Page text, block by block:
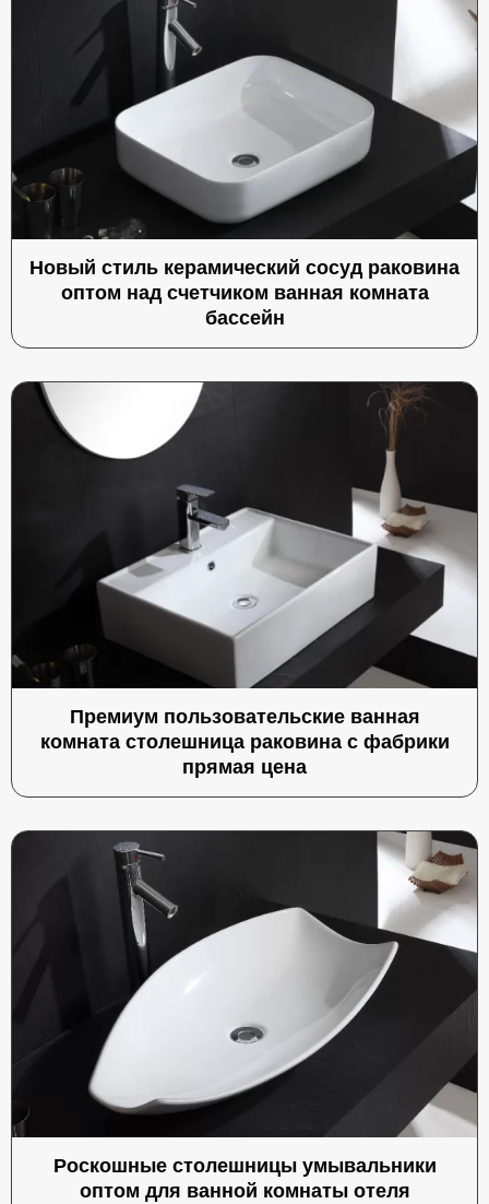
Новый стиль керамический сосуд раковина
оптом над счетчиком ванная комната
бассейн
Премиум пользовательские ванная
комната столешница раковина с фабрики
прямая цена
Роскошные столешницы умывальники
оптом для ванной комнаты отеля